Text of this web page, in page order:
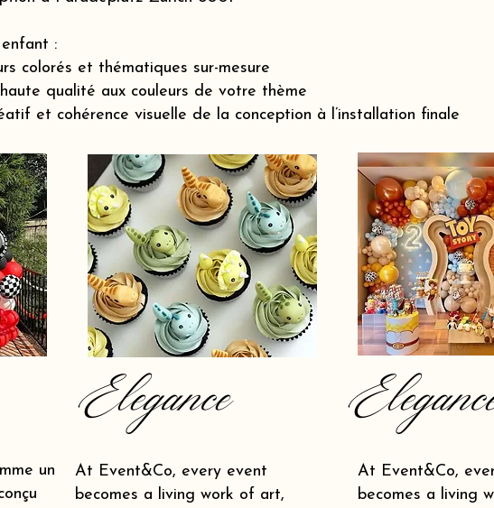
:
colorés et thématiques sur-mesure
qualité aux couleurs de votre thème
et cohérence visuelle de la conception à l’installation finale
un
Elegance
At Event&Co, every event
becomes a living work of art,
At Event&Co,
becomes a living